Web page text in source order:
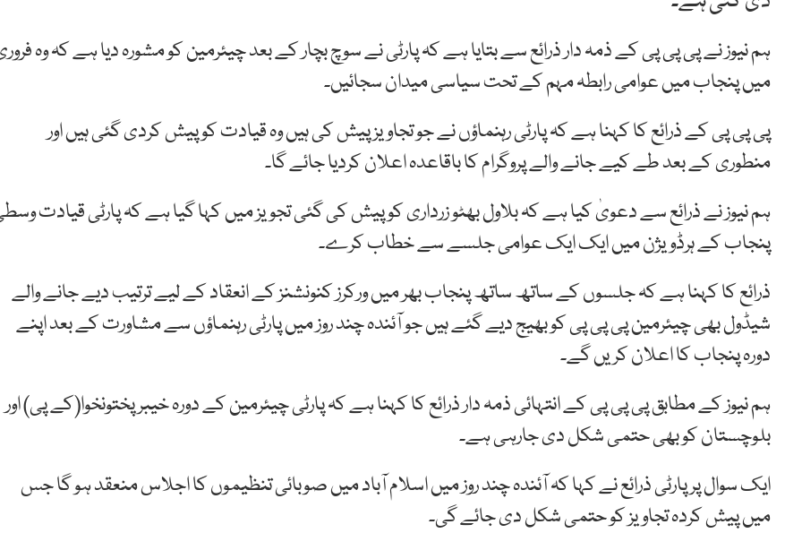
ہم نیوز نے پی پی پی کے ذمہ دار ذرائع سے بتایا ہے کہ پارٹی نے سوچ بچار کے بعد چیئرمین کو مشورہ دیا ہے کہ وہ
میں پنجاب میں عوامی رابطہ مہم کے تحت سیاسی میدان سجائیں۔
پی پی پی کے ذرائع کا کہنا ہے کہ پارٹی رہنماؤں نے جو تجاویز پیش کی ہیں وہ قیادت کو پیش کردی گئی ہیں اور
منطوری کے بعد طے کیے جانے والے پروگرام کا باقاعدہ اعلان کردیا جائے گا۔
ہم نیوز نے ذرائع سے دعویٰ کیا ہے کہ بلاول بھٹو زرداری کو پیش کی گئی تجویز میں کہا گیا ہے کہ پارٹی قیادت
پنجاب کے ہرڈویژن میں ایک ایک عوامی جلسے سے خطاب کرے۔
ذرائع کا کہنا ہے کہ جلسوں کے ساتھ ساتھ پنجاب بھر میں ورکرز کنونشنز کے انعقاد کے لیے ترتیب دیے جانے والے
شیڈول بھی چیئرمین پی پی پی کو بھیج دیے گئے ہیں جو آئندہ چند روز میں پارٹی رہنماؤں سے مشاورت کے بعد اپنے
دورہ پنجاب کا اعلان کریں گے۔
ہم نیوز کے مطابق پی پی پی کے انتہائی ذمہ دار ذرائع کا کہنا ہے کہ پارٹی چیئرمین کے دورہ خیبرپختونخوا(کے پی) اور
بلوچستان کو بھی حتمی شکل دی جارہی ہے۔
ایک سوال پر پارٹی ذرائع نے کہا کہ آئندہ چند روز میں اسلام آباد میں صوبائی تنظیموں کا اجلاس منعقد ہو گا جس
میں پیش کردہ تجاویز کو حتمی شکل دی جائے گی۔